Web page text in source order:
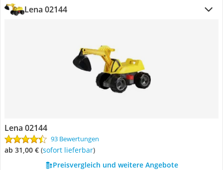
Lena 02144
Lena 02144
93 Bewertungen
ab 31,00 € ( Sofort lieferbar)
Preisvergleich und weitere Angebote